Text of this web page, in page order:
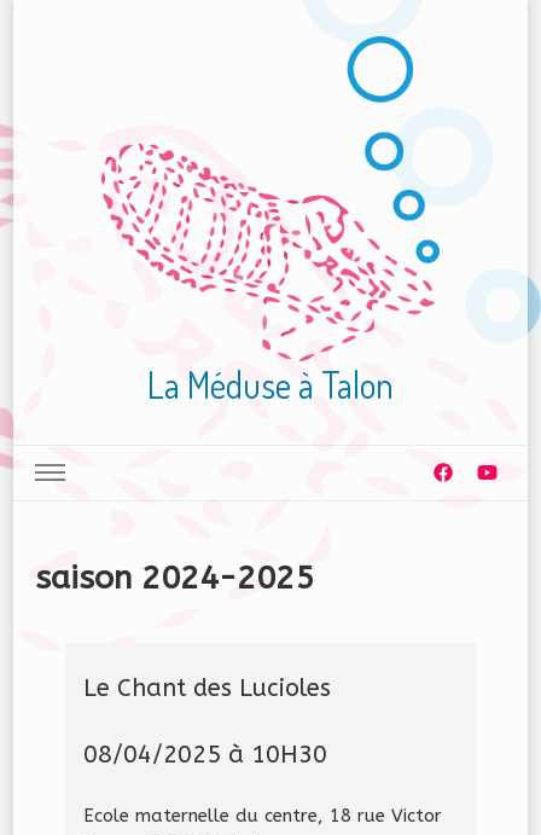
La Méduse à Talon
saison 2024-2025
Le Chant des Lucioles
08/04/2025 à 10H30
Ecole maternelle du centre, 18 rue Victor